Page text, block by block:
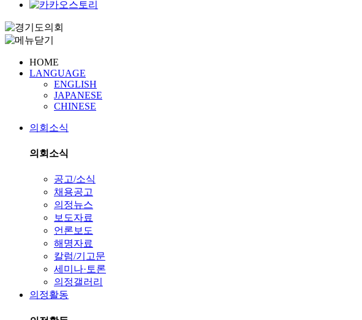
HOME
LANGUAGE
ENGLISH
JAPANESE
CHINESE
의회소식
의회소식
공고/소식
채용공고
의정뉴스
보도자료
언론보도
해명자료
칼럼/기고문
세미나·토론
의정갤러리
의정활동